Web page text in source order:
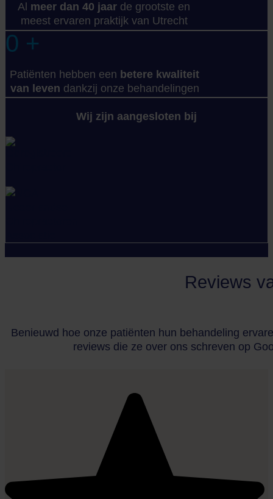
Al meer dan 40 jaar de grootste en
meest ervaren praktijk van Utrecht
0 +
Patiënten hebben een betere kwaliteit
van leven dankzij onze behandelingen
Wij zijn aangesloten bij
Reviews
Benieuwd hoe onze patiënten hun behandeling
reviews die ze over ons schreven op